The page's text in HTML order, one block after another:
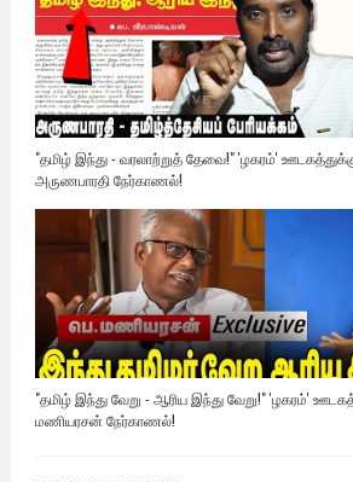
"தமிழ் இந்து - வரலாற்றுத் தேவை!" 'ழகரம்'
அருணபாரதி நேர்காணல்!
"தமிழ் இந்து வேறு - ஆரிய இந்து வேறு!" 'ழகரம்'
மணியரசன் நேர்காணல்!